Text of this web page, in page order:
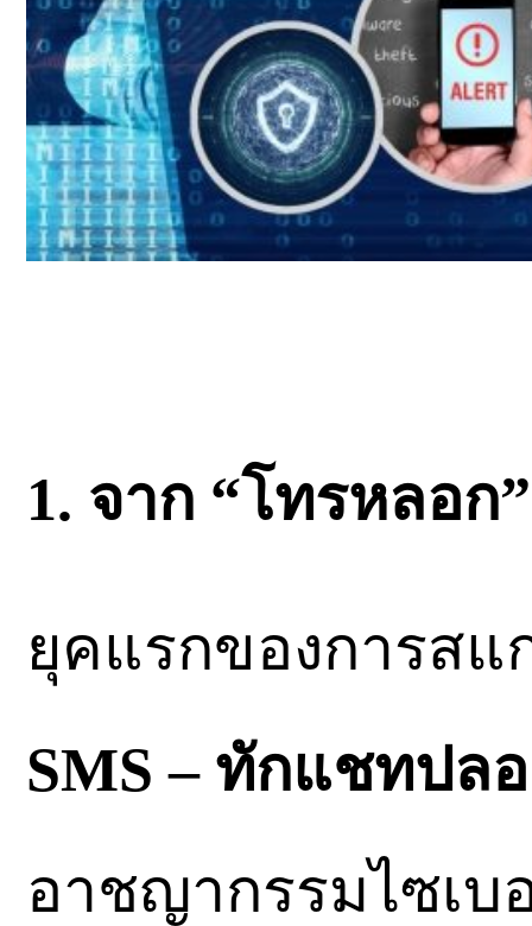
1. จาก “โทรหลอก
ยุคแรกของการสแ
SMS – ทักแชทปล
อาชญากรรมไซเบ